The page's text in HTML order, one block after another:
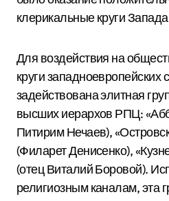
клерикальные круги
Для воздействия на
круги западноевропейских
задействована элитная
высших иерархов РПЦ:
Питирим Нечаев),
(Филарет Денисенко),
(отец Виталий Боровой).
религиозным каналам, эта